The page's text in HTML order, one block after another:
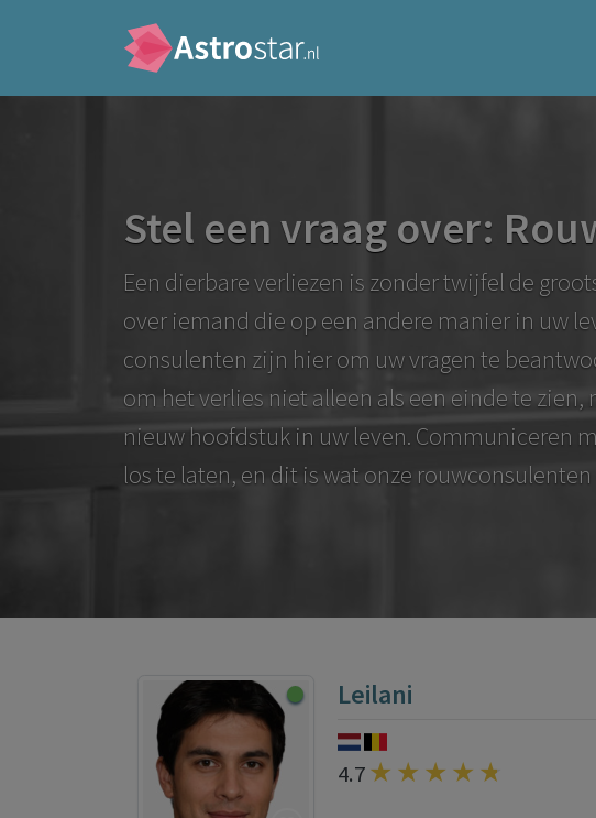
Stel een vraag over:
Een dierbare verliezen is zonder twijfel de
over iemand die op een andere manier in uw
consulenten zijn hier om uw vragen te
om het verlies niet alleen als een einde te
nieuw hoofdstuk in uw leven. Communiceren
los te laten, en dit is wat onze
Leilani
4.7